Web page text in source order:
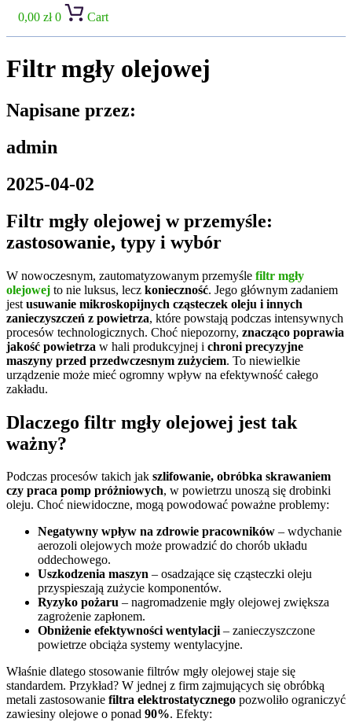
0,00 zł 0 Cart
Filtr mgły olejowej
Napisane przez:
admin
2025-04-02
Filtr mgły olejowej w przemyśle:
zastosowanie, typy i wybór
W nowoczesnym, zautomatyzowanym przemyśle filtr mgły
olejowej to nie luksus, lecz konieczność. Jego głównym zadaniem
jest usuwanie mikroskopijnych cząsteczek oleju i innych
zanieczyszczeń z powietrza, które powstają podczas intensywnych
procesów technologicznych. Choć niepozorny, znacząco poprawia
jakość powietrza w hali produkcyjnej i chroni precyzyjne
maszyny przed przedwczesnym zużyciem. To niewielkie
urządzenie może mieć ogromny wpływ na efektywność całego
zakładu.
Dlaczego filtr mgły olejowej jest tak
ważny?
Podczas procesów takich jak szlifowanie, obróbka skrawaniem
czy praca pomp próżniowych, w powietrzu unoszą się drobinki
oleju. Choć niewidoczne, mogą powodować poważne problemy:
Negatywny wpływ na zdrowie pracowników – wdychanie
aerozoli olejowych może prowadzić do chorób układu
oddechowego.
Uszkodzenia maszyn – osadzające się cząsteczki oleju
przyspieszają zużycie komponentów.
Ryzyko pożaru – nagromadzenie mgły olejowej zwiększa
zagrożenie zapłonem.
Obniżenie efektywności wentylacji– zanieczyszczone
powietrze obciąża systemy wentylacyjne.
Właśnie dlatego stosowanie filtrów mgły olejowej staje się
standardem. Przykład? W jednej z firm zajmujących się obróbką
metali zastosowanie filtra elektrostatycznego pozwoliło ograniczyć
zawiesiny olejowe o ponad 90%. Efekty: